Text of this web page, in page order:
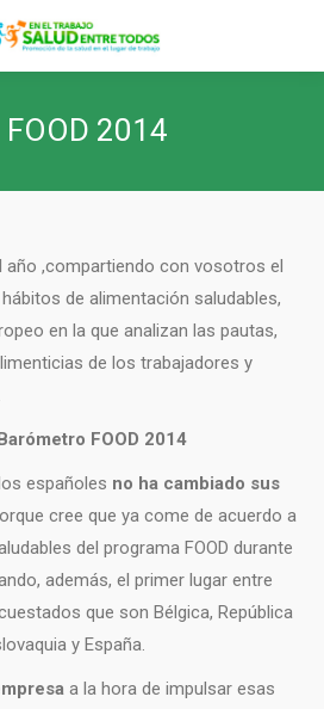
FOOD 2014
año ,compartiendo con vosotros el
de alimentación saludables,
en la que analizan las pautas,
de los trabajadores y
FOOD 2014
españoles no ha cambiado sus
cree que ya come de acuerdo a
del programa FOOD durante
además, el primer lugar entre
que son Bélgica, República
y España.
a la hora de impulsar esas